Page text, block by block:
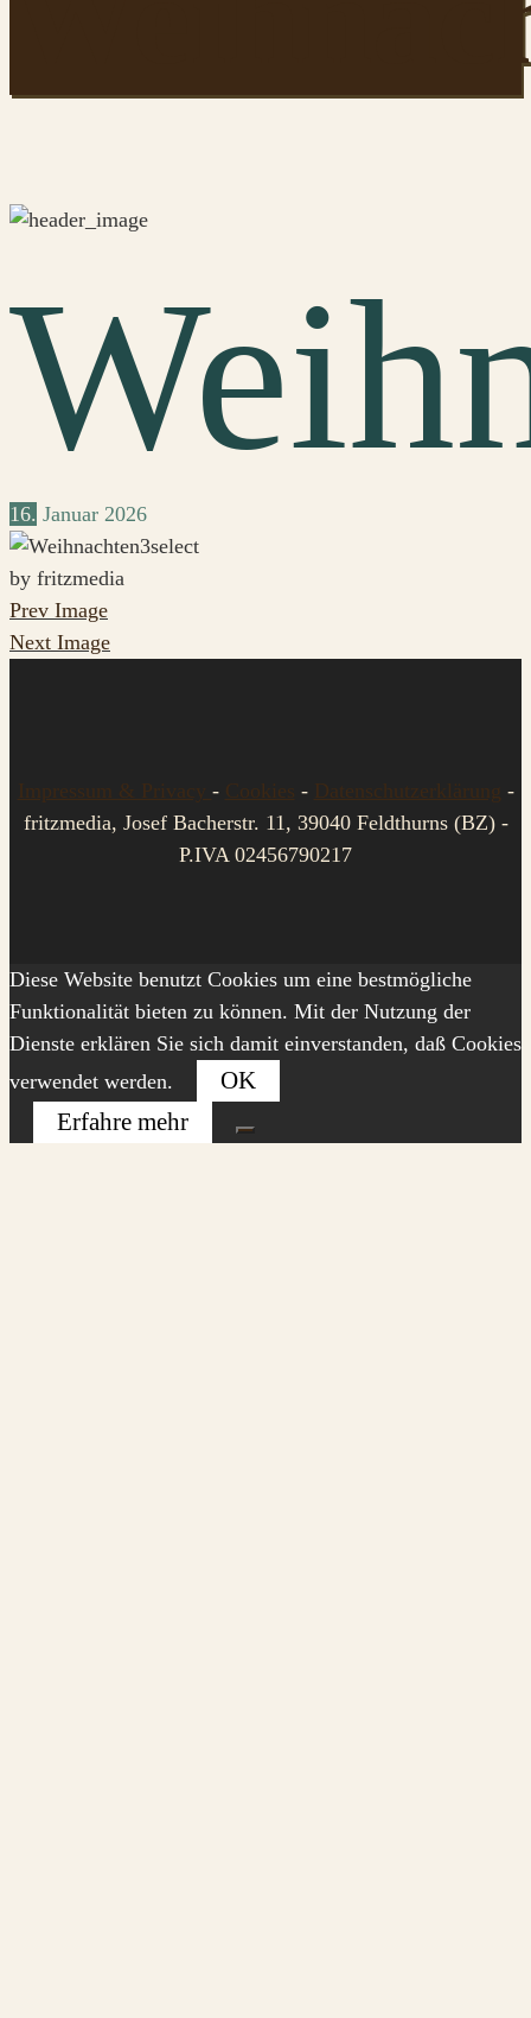
16. Januar 2026
by fritzmedia
Prev Image
Next Image
Impressum & Privacy - Cookies - Datenschutzerklärung -
fritzmedia, Josef Bacherstr. 11, 39040 Feldthurns (BZ) -
P.IVA 02456790217
Diese Website benutzt Cookies um eine bestmögliche
Funktionalität bieten zu können. Mit der Nutzung der
Dienste erklären Sie sich damit einverstanden, daß Cookies
verwendet werden.
OK
Erfahre mehr